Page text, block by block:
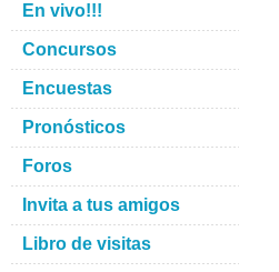
En vivo!!!
Concursos
Encuestas
Pronósticos
Foros
Invita a tus amigos
Libro de visitas